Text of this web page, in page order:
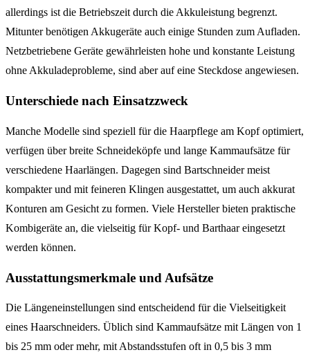
allerdings ist die Betriebszeit durch die Akkuleistung begrenzt.
Mitunter benötigen Akkugeräte auch einige Stunden zum Aufladen.
Netzbetriebene Geräte gewährleisten hohe und konstante Leistung
ohne Akkuladeprobleme, sind aber auf eine Steckdose angewiesen.
Unterschiede nach Einsatzzweck
Manche Modelle sind speziell für die Haarpflege am Kopf optimiert,
verfügen über breite Schneideköpfe und lange Kammaufsätze für
verschiedene Haarlängen. Dagegen sind Bartschneider meist
kompakter und mit feineren Klingen ausgestattet, um auch akkurat
Konturen am Gesicht zu formen. Viele Hersteller bieten praktische
Kombigeräte an, die vielseitig für Kopf- und Barthaar eingesetzt
werden können.
Ausstattungsmerkmale und Aufsätze
Die Längeneinstellungen sind entscheidend für die Vielseitigkeit
eines Haarschneiders. Üblich sind Kammaufsätze mit Längen von 1
bis 25 mm oder mehr, mit Abstandsstufen oft in 0,5 bis 3 mm